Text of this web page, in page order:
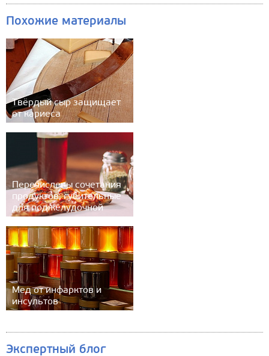
Похожие материалы
Твёрдый сыр защищает
от кариеса
Перечислены сочетания
продуктов, губительные
для поджелудочной
Мед от инфарктов и
инсультов
Экспертный блог